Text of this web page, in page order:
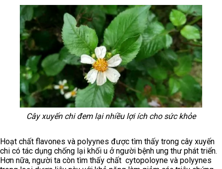
Cây xuyến chi đem lại nhiều lợi ích cho sức khỏe
Hoạt chất flavones và polyynes được tìm thấy trong cây xuyến
chi có tác dụng chống lại khối u ở người bệnh ung thư phát triển.
Hơn nữa, người ta còn tìm thấy chất cytopoloyne và polyynes